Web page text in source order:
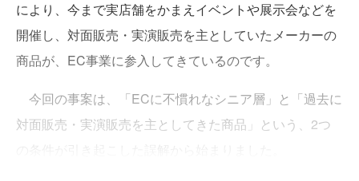
により、今まで実店舗をかまえイベントや展示会などを
開催し、対面販売・実演販売を主としていたメーカーの
商品が、EC事業に参入してきているのです。
今回の事案は、「ECに不慣れなシニア層」と「過去に
対面販売・実演販売を主としてきた商品」という、2つ